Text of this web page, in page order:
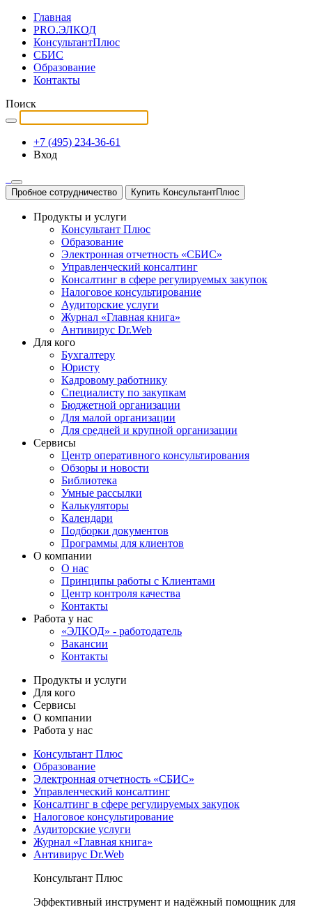
Главная
PRO.ЭЛКОД
КонсультантПлюс
СБИС
Образование
Контакты
Поиск
+7 (495) 234-36-61
Вход
Пробное сотрудничество Купить КонсультантПлюс
Продукты и услуги
Консультант Плюс
Образование
Электронная отчетность «СБИС»
Управленческий консалтинг
Консалтинг в сфере регулируемых закупок
Налоговое консультирование
Аудиторские услуги
Журнал «Главная книга»
Антивирус Dr.Web
Для кого
Бухгалтеру
Юристу
Кадровому работнику
Специалисту по закупкам
Бюджетной организации
Для малой организации
Для средней и крупной организации
Сервисы
Центр оперативного консультирования
Обзоры и новости
Библиотека
Умные рассылки
Калькуляторы
Календари
Подборки документов
Программы для клиентов
О компании
О нас
Принципы работы с Клиентами
Центр контроля качества
Контакты
Работа у нас
«ЭЛКОД» - работодатель
Вакансии
Контакты
Продукты и услуги
Для кого
Сервисы
О компании
Работа у нас
Консультант Плюс
Образование
Электронная отчетность «СБИС»
Управленческий консалтинг
Консалтинг в сфере регулируемых закупок
Налоговое консультирование
Аудиторские услуги
Журнал «Главная книга»
Антивирус Dr.Web
Консультант Плюс
Эффективный инструмент и надёжный помощник для